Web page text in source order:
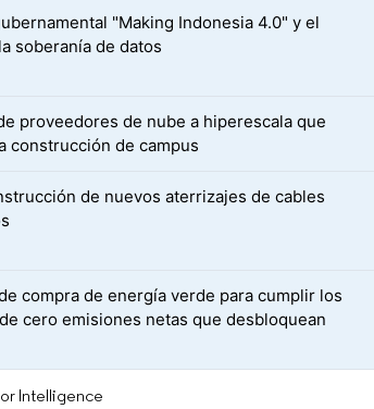
"Making Indonesia 4.0" y el
soberanía de datos
proveedores de nube a hiperescala que
construcción de campus
de nuevos aterrizajes de cables
compra de energía verde para cumplir los
cero emisiones netas que desbloquean
Intelligence